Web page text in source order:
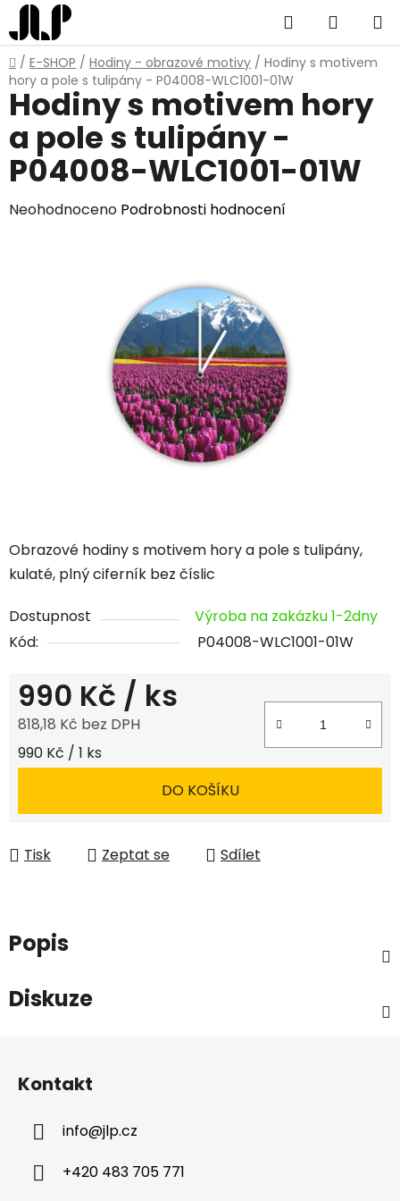
Přejít
na
obsah
Hledat
KOŠÍK
Domů
/ E-SHOP / Hodiny - obrazové motivy / Hodiny s motivem
hory a pole s tulipány - P04008-WLC1001-01W
Obrazové hodiny s motivem hory a pole s tulipány,
kulaté, plný ciferník bez číslic
Dostupnost
Výroba na zakázku 1-2dny
Kód:
P04008-WLC1001-01W
990 Kč / ks
818,18 Kč bez DPH
Měrná cena:
990 Kč / 1 ks
DO KOŠÍKU
Tisk Zeptat se Sdílet
Hodiny s motivem hory
a pole s tulipány -
P04008-WLC1001-01W
Průměrné
Neohodnoceno Podrobnosti hodnocení
Popis
Diskuze
Kontakt
info@jlp.cz
+420 483 705 771